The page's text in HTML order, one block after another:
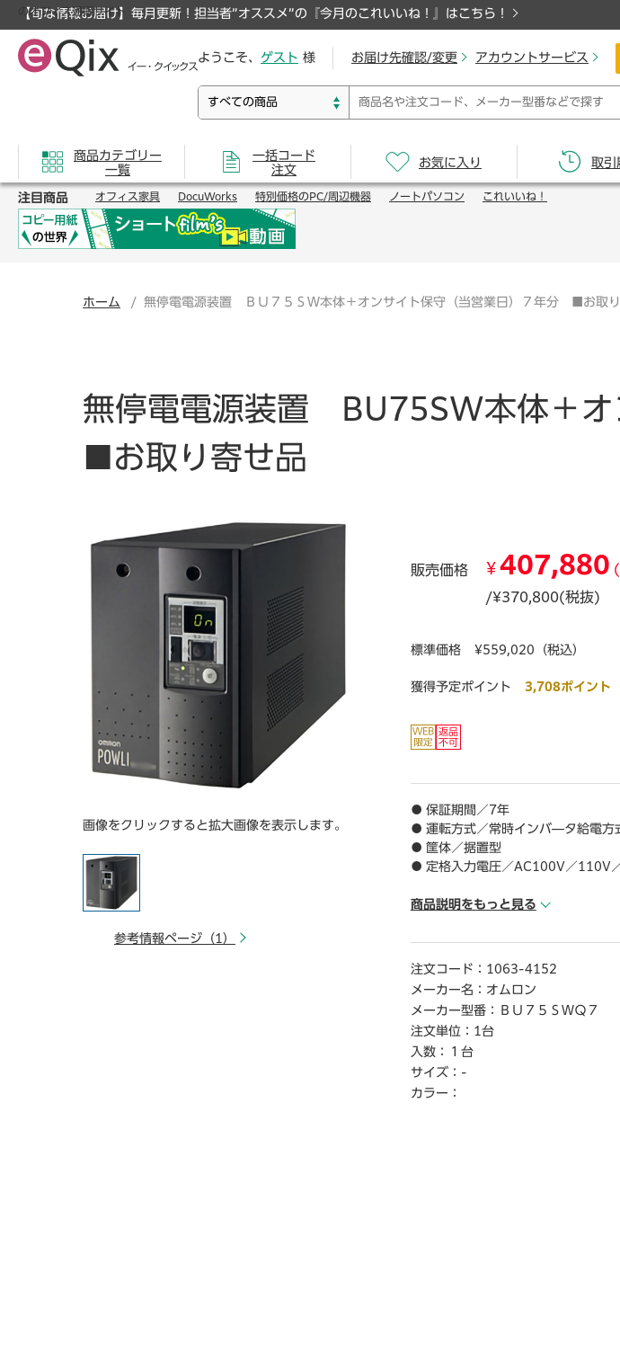
【旬な情報お届け】毎月更新！担当者”オススメ”の『今月のこれいいね！』はこちら！
のオフィス通販サイト
ようこそ、 ゲスト 様 お届け先確認/変更 アカウントサービス
商品カテゴリー
一覧
一括コード
注文
お気に入り 取引
注目商品 オフィス家具 DocuWorks 特別価格のPC/周辺機器 ノートパソコン これいいね！
ホーム 無停電電源装置 ＢＵ７５ＳＷ本体＋オンサイト保守（当営業日）７年分 ■お取
無停電電源装置 BU75SW本体＋
■お取り寄せ品
画像をクリックすると拡大画像を表示します。
参考情報ページ（1）
販売価格 ¥ 407,880
/¥370,800(税抜)
標準価格 ¥559,020（税込）
獲得予定ポイント 3,708ポイント
● 保証期間／7年
● 運転方式／常時インバ―タ給電方
● 筐体／据置型
● 定格入力電圧／AC100V／110V
● 入力相数／単相2線
● 定格出力電圧／100Vmode：
110±3%115Vmode：
● 定格出力周波数／入力周波数に同期
● 出力コンセント形状／NEMA5－
● 出力コンセント数（バックアップ
● 出力コンセント個数（スル―）／0
● 消費電力（通常／最大）／45W／
● 最大出力容量（W）／500W
商品説明をもっと見る
注文コード： 1063-4152
メーカー名： オムロン
メーカー型番：
ＢＵ７５ＳＷＱ７
注文単位： 1台
入数：
１台
サイズ： -
カラー：